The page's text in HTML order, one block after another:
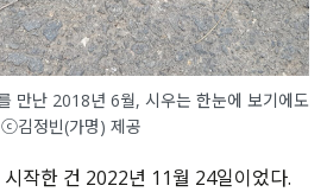
만난 2018년 6월, 시우는 한눈에 보기에도
김정빈(가명) 제공
작한 건 2022년 11월 24일이었다.